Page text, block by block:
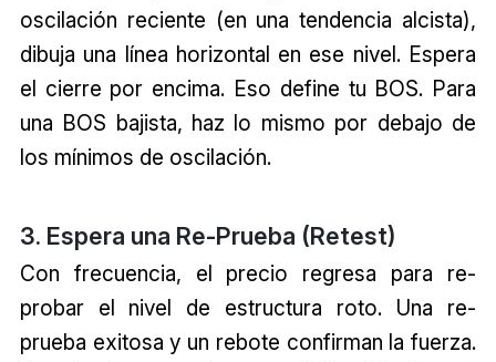
oscilación reciente (en una tendencia alcista),
dibuja una línea horizontal en ese nivel. Espera
el cierre por encima. Eso define tu BOS. Para
una BOS bajista, haz lo mismo por debajo de
los mínimos de oscilación.
3. Espera una Re-Prueba (Retest)
Con frecuencia, el precio regresa para re-
probar el nivel de estructura roto. Una re-
prueba exitosa y un rebote confirman la fuerza.